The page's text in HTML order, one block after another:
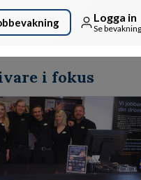
Logga in
Se
i fokus